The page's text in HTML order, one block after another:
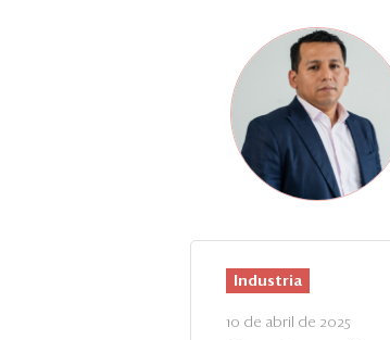
Industria
10 de abril de 2025